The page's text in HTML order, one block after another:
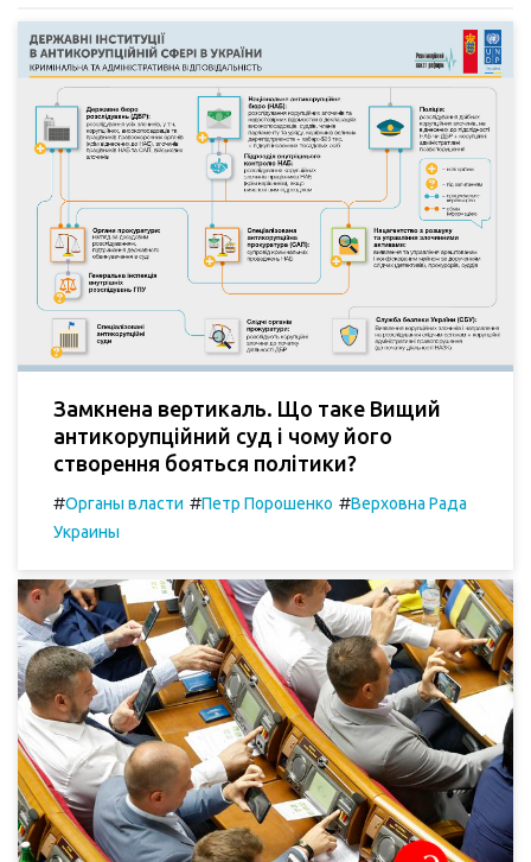
Замкнена вертикаль. Що таке Вищий
антикорупційний суд і чому його
створення бояться політики?
#Органы власти #Петр Порошенко #Верховна Рада
Украины